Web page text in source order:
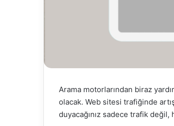
Arama motorlarından biraz
olacak. Web sitesi trafiğinde
duyacağınız sadece trafik